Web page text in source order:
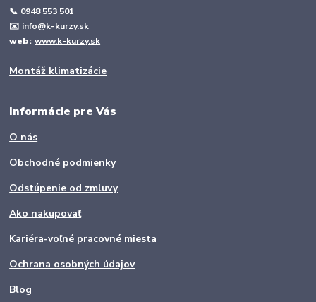
📞 0948 553 501
✉️ info@k-kurzy.sk
web:www.k-kurzy.sk
Montáž klimatizácie
Informácie pre Vás
O nás
Obchodné podmienky
Odstúpenie od zmluvy
Ako nakupovať
Kariéra-voľné pracovné miesta
Ochrana osobných údajov
Blog